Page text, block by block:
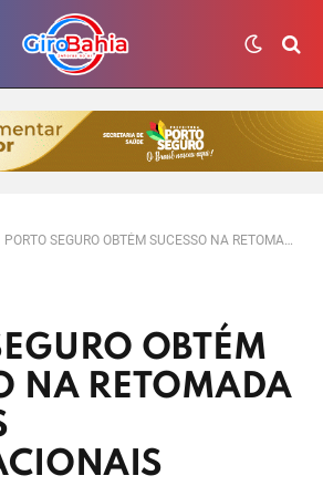
PORTO SEGURO OBTÉM SUCESSO NA RETOMADA DE VOOS INTERNACIONAIS
OBTÉM
NA RETOMADA